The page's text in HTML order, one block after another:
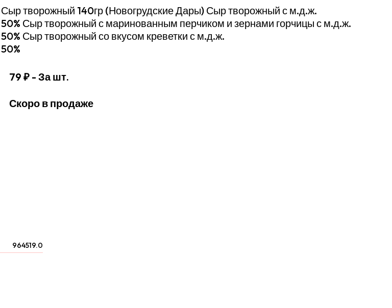
Сыр творожный 140гр (Новогрудские Дары) Сыр творожный с м.д.ж.
50% Сыр творожный с маринованным перчиком и зернами горчицы с м.д.ж.
50% Сыр творожный со вкусом креветки с м.д.ж.
50%
79 ₽ - За шт.
Скоро в продаже
964519.0